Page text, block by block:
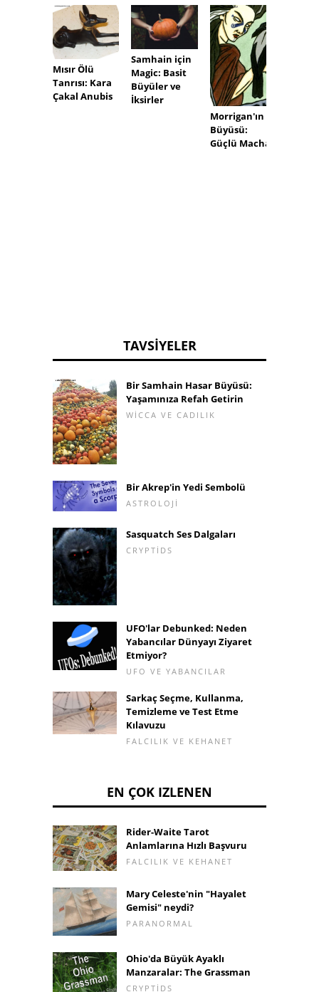
Mısır Ölü
Tanrısı: Kara
Çakal Anubis
Samhain için
Magic: Basit
Büyüler ve
İksirler
Morrigan'ın
Büyüsü:
Güçlü Macha
TAVSIYELER
Bir Samhain Hasar Büyüsü:
Yaşamınıza Refah Getirin
WICCA VE CADILIK
Bir Akrep'in Yedi Sembolü
ASTROLOJI
Sasquatch Ses Dalgaları
CRYPTIDS
UFO'lar Debunked: Neden
Yabancılar Dünyayı Ziyaret
Etmiyor?
UFO VE YABANCILAR
Sarkaç Seçme, Kullanma,
Temizleme ve Test Etme
Kılavuzu
FALCILIK VE KEHANET
EN ÇOK IZLENEN
Rider-Waite Tarot
Anlamlarına Hızlı Başvuru
FALCILIK VE KEHANET
Mary Celeste'nin "Hayalet
Gemisi" neydi?
PARANORMAL
Ohio'da Büyük Ayaklı
Manzaralar: The Grassman
CRYPTIDS